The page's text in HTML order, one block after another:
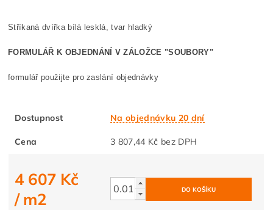
Stříkaná dvířka bílá lesklá, tvar hladký
FORMULÁŘ K OBJEDNÁNÍ V ZÁLOŽCE "SOUBORY"
formulář použijte pro zaslání objednávky
Dostupnost Na objednávku 20 dní
Cena 3 807,44 Kč bez DPH
4 607 Kč
/ m2